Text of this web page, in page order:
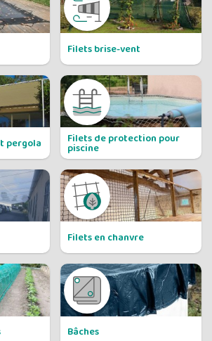
et
-5%
Filets brise-vent
pergola Filets de protection pour
piscine
Filets en chanvre
Bâches